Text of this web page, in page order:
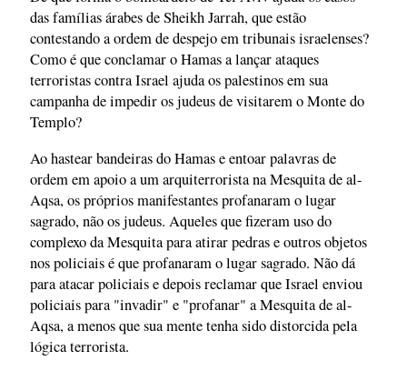
das famílias árabes de Sheikh Jarrah, que estão
contestando a ordem de despejo em tribunais israelenses?
Como é que conclamar o Hamas a lançar ataques
terroristas contra Israel ajuda os palestinos em sua
campanha de impedir os judeus de visitarem o Monte do
Templo?
Ao hastear bandeiras do Hamas e entoar palavras de
ordem em apoio a um arquiterrorista na Mesquita de al-
Aqsa, os próprios manifestantes profanaram o lugar
sagrado, não os judeus. Aqueles que fizeram uso do
complexo da Mesquita para atirar pedras e outros objetos
nos policiais é que profanaram o lugar sagrado. Não dá
para atacar policiais e depois reclamar que Israel enviou
policiais para "invadir" e "profanar" a Mesquita de al-
Aqsa, a menos que sua mente tenha sido distorcida pela
lógica terrorista.